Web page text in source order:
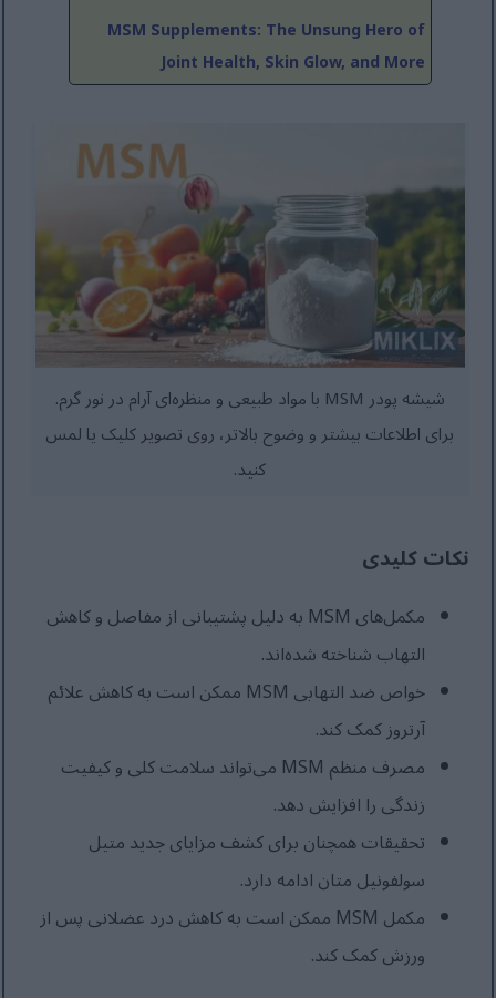
MSM Supplements: The Unsung Hero of
Joint Health, Skin Glow, and More
شیشه پودر MSM با مواد طبیعی و منظره‌ای آرام در نور گرم.
برای اطلاعات بیشتر و وضوح بالاتر، روی تصویر کلیک یا لمس
کنید.
نکات کلیدی
مکمل‌های MSM به دلیل پشتیبانی از مفاصل و کاهش
التهاب شناخته شده‌اند.
خواص ضد التهابی MSM ممکن است به کاهش علائم
آرتروز کمک کند.
مصرف منظم MSM می‌تواند سلامت کلی و کیفیت
زندگی را افزایش دهد.
تحقیقات همچنان برای کشف مزایای جدید متیل
سولفونیل متان ادامه دارد.
مکمل MSM ممکن است به کاهش درد عضلانی پس از
ورزش کمک کند.